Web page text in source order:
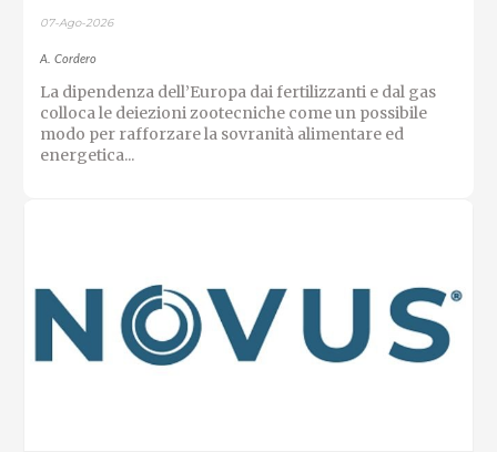
07-Ago-2026
A. Cordero
La dipendenza dell’Europa dai fertilizzanti e dal gas
colloca le deiezioni zootecniche come un possibile
modo per rafforzare la sovranità alimentare ed
energetica...